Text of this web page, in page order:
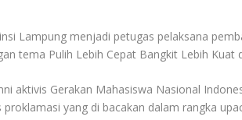
Lampung menjadi petugas pelaksana
tema Pulih Lebih Cepat Bangkit Lebih
aktivis Gerakan Mahasiswa Nasional
yang di bacakan dalam rangka